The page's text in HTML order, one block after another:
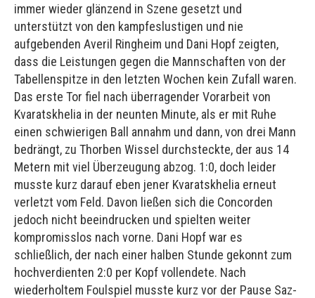
immer wieder glänzend in Szene gesetzt und
unterstützt von den kampfeslustigen und nie
aufgebenden Averil Ringheim und Dani Hopf zeigten,
dass die Leistungen gegen die Mannschaften von der
Tabellenspitze in den letzten Wochen kein Zufall waren.
Das erste Tor fiel nach überragender Vorarbeit von
Kvaratskhelia in der neunten Minute, als er mit Ruhe
einen schwierigen Ball annahm und dann, von drei Mann
bedrängt, zu Thorben Wissel durchsteckte, der aus 14
Metern mit viel Überzeugung abzog. 1:0, doch leider
musste kurz darauf eben jener Kvaratskhelia erneut
verletzt vom Feld. Davon ließen sich die Concorden
jedoch nicht beeindrucken und spielten weiter
kompromisslos nach vorne. Dani Hopf war es
schließlich, der nach einer halben Stunde gekonnt zum
hochverdienten 2:0 per Kopf vollendete. Nach
wiederholtem Foulspiel musste kurz vor der Pause Saz-